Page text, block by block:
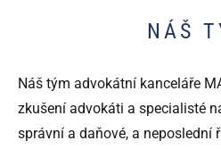
NÁŠ
Náš tým advokátní kanceláře
zkušení advokáti a specialisté
správní a daňové, a neposlední